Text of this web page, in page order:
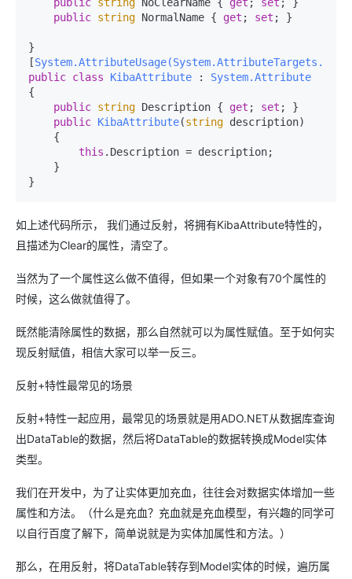
public string NormalName { get ; set ; }
}
[System.AttributeUsage(System.AttributeTargets.All)
public class KibaAttribute : System.Attribute
{
public string Description { get ; set ; }
public KibaAttribute(string description)
this .Description = description;
}
如上述代码所示， 我们通过反射，将拥有KibaAttribute特性的，
且描述为Clear的属性，清空了。
当然为了一个属性这么做不值得，但如果一个对象有70个属性的
时候，这么做就值得了。
既然能清除属性的数据，那么自然就可以为属性赋值。至于如何实
现反射赋值，相信大家可以举一反三。
反射+特性最常见的场景
反射+特性一起应用，最常见的场景就是用ADO.NET从数据库查询
出DataTable的数据，然后将DataTable的数据转换成Model实体
类型。
我们在开发中，为了让实体更加充血，往往会对数据实体增加一些
属性和方法。（什么是充血？充血就是充血模型，有兴趣的同学可
以自行百度了解下，简单说就是为实体加属性和方法。）
那么，在用反射，将DataTable转存到Model实体的时候，遍历属